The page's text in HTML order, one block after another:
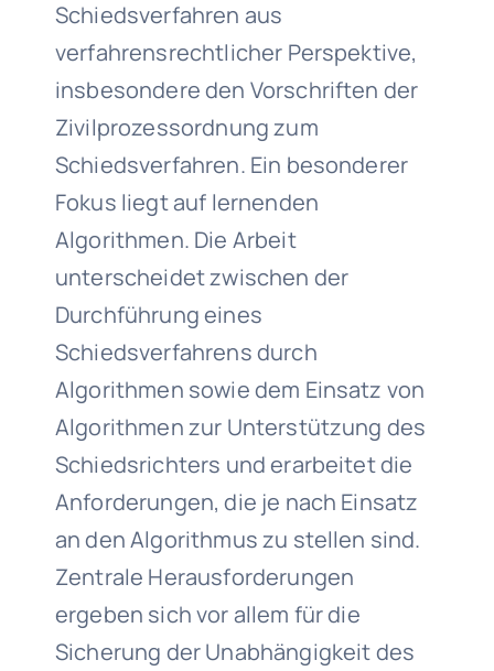
Schiedsverfahren aus
verfahrensrechtlicher Perspektive,
insbesondere den Vorschriften der
Zivilprozessordnung zum
Schiedsverfahren. Ein besonderer
Fokus liegt auf lernenden
Algorithmen. Die Arbeit
unterscheidet zwischen der
Durchführung eines
Schiedsverfahrens durch
Algorithmen sowie dem Einsatz von
Algorithmen zur Unterstützung des
Schiedsrichters und erarbeitet die
Anforderungen, die je nach Einsatz
an den Algorithmus zu stellen sind.
Zentrale Herausforderungen
ergeben sich vor allem für die
Sicherung der Unabhängigkeit des